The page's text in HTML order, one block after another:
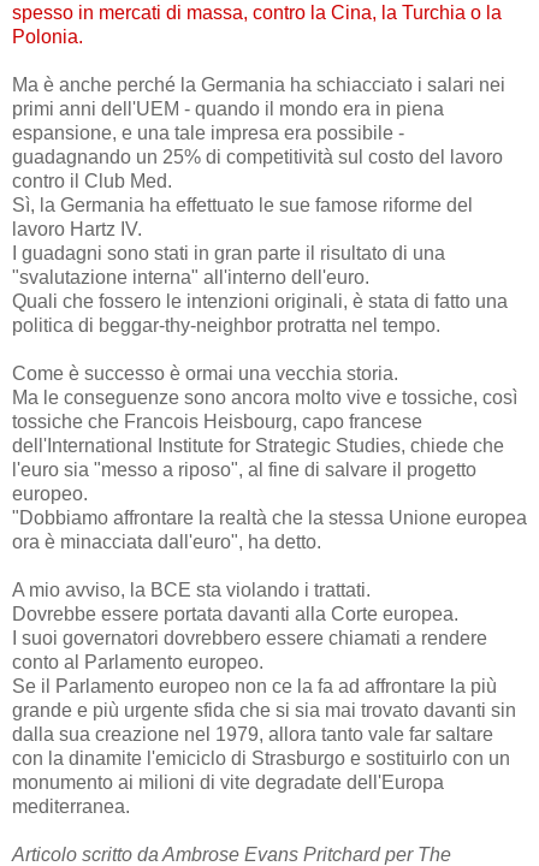
spesso in mercati di massa, contro la Cina, la Turchia o la
Polonia.
Ma è anche perché la Germania ha schiacciato i salari nei
primi anni dell'UEM - quando il mondo era in piena
espansione, e una tale impresa era possibile -
guadagnando un 25% di competitività sul costo del lavoro
contro il Club Med.
Sì, la Germania ha effettuato le sue famose riforme del
lavoro Hartz IV.
I guadagni sono stati in gran parte il risultato di una
"svalutazione interna" all'interno dell'euro.
Quali che fossero le intenzioni originali, è stata di fatto una
politica di beggar-thy-neighbor protratta nel tempo.
Come è successo è ormai una vecchia storia.
Ma le conseguenze sono ancora molto vive e tossiche, così
tossiche che Francois Heisbourg, capo francese
dell'International Institute for Strategic Studies, chiede che
l'euro sia "messo a riposo", al fine di salvare il progetto
europeo.
"Dobbiamo affrontare la realtà che la stessa Unione europea
ora è minacciata dall'euro", ha detto.
A mio avviso, la BCE sta violando i trattati.
Dovrebbe essere portata davanti alla Corte europea.
I suoi governatori dovrebbero essere chiamati a rendere
conto al Parlamento europeo.
Se il Parlamento europeo non ce la fa ad affrontare la più
grande e più urgente sfida che si sia mai trovato davanti sin
dalla sua creazione nel 1979, allora tanto vale far saltare
con la dinamite l'emiciclo di Strasburgo e sostituirlo con un
monumento ai milioni di vite degradate dell'Europa
mediterranea.
Articolo scritto da Ambrose Evans Pritchard per The